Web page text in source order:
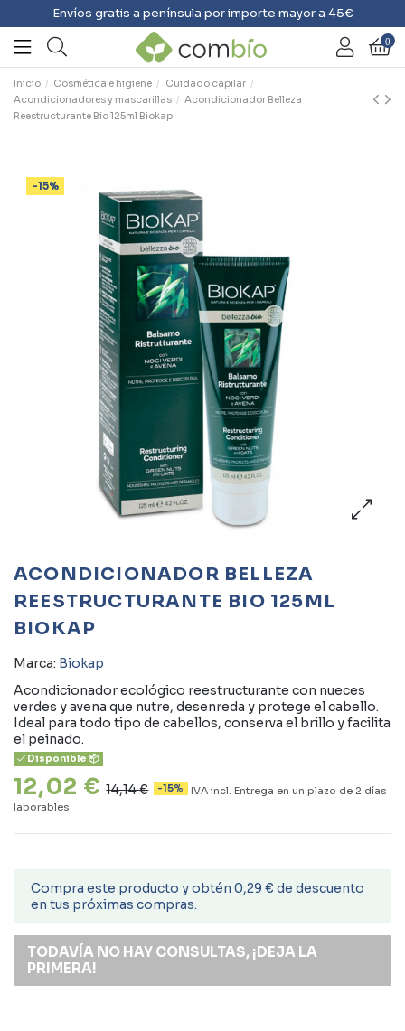
Envíos gratis a península por importe mayor a 45€
0
Inicio Cosmética e higiene
Cuidado capilar
Acondicionadores y mascarillas
Acondicionador Belleza
Reestructurante Bio 125ml Biokap
-15%
ACONDICIONADOR BELLEZA
REESTRUCTURANTE BIO 125ML
BIOKAP
Marca: Biokap
Acondicionador ecológico reestructurante con nueces
verdes y avena que nutre, desenreda y protege el cabello.
Ideal para todo tipo de cabellos, conserva el brillo y facilita
el peinado.
Disponible 📦
12,02 € 14,14 € -15% IVA incl. Entrega en un plazo de 2 días
laborables
Compra este producto y obtén 0,29 € de descuento
en tus próximas compras.
TODAVÍA NO HAY CONSULTAS, ¡DEJA LA
PRIMERA!